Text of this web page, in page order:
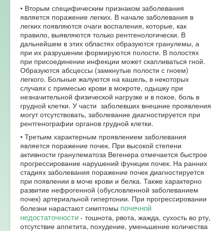
• Вторым специфическим признаком заболевания
является поражение легких. В начале заболевания в
легких появляются очаги воспаления, которые, как
правило, выявляются только рентгенологически. В
дальнейшем в этих областях образуются гранулемы, а
при их разрушении формируются полости. В полостях
при присоединении инфекции может скапливаться гной.
Образуются абсцессы (замкнутые полости с гноем)
легкого. Больные жалуются на кашель, в некоторых
случаях с примесью крови в мокроте, одышку при
незначительной физической нагрузке и в покое, боль в
грудной клетки. У части заболевших внешние проявления
могут отсутствовать, заболевание диагностируется при
рентгенографии органов грудной клетки.
• Третьим характерным проявлением заболевания
является поражение почек. При высокой степени
активности гранулематоза Вегенера отмечается быстрое
прогрессирование нарушений функции почек. На ранних
стадиях заболевания поражение почек диагностируется
при появлении в моче крови и белка. Также характерно
развитие нефрогенной (обусловленной заболеванием
почек) артериальной гипертонии. При прогрессировании
болезни нарастают симптомы почечной
недостаточности - тошнота, рвота, жажда, сухость во рту,
отсутствие аппетита, похудение, уменьшение количества